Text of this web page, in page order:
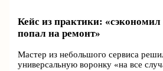
Кейс из практики:
попал на ремонт»
Мастер из небольшого сервиса
универсальную воронку «на все